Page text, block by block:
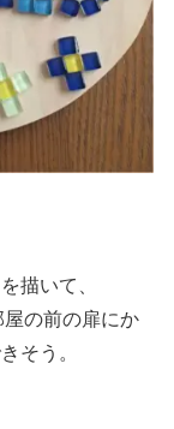
描いて、
の前の扉にか
そう。